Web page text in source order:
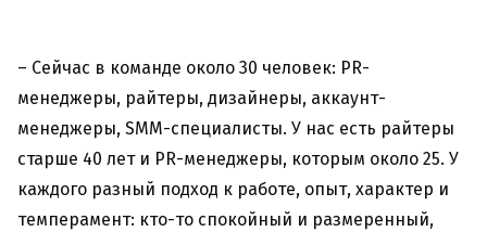
– Сейчас в команде около 30 человек: PR-
менеджеры, райтеры, дизайнеры, аккаунт-
менеджеры, SMM-специалисты. У нас есть райтеры
старше 40 лет и PR-менеджеры, которым около 25. У
каждого разный подход к работе, опыт, характер и
темперамент: кто-то спокойный и размеренный,